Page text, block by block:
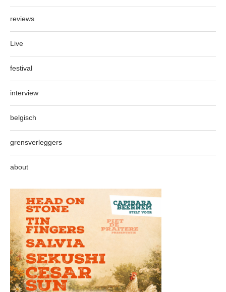
reviews
Live
festival
interview
belgisch
grensverleggers
about